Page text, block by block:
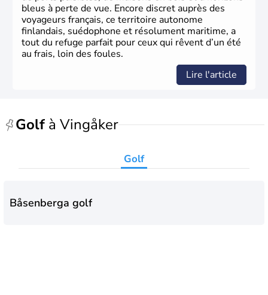
bleus à perte de vue. Encore discret auprès des
voyageurs français, ce territoire autonome
finlandais, suédophone et résolument maritime, a
tout du refuge parfait pour ceux qui rêvent d’un été
au frais, loin des foules.
Lire l'article
Golf à Vingåker
Golf
Båsenberga golf